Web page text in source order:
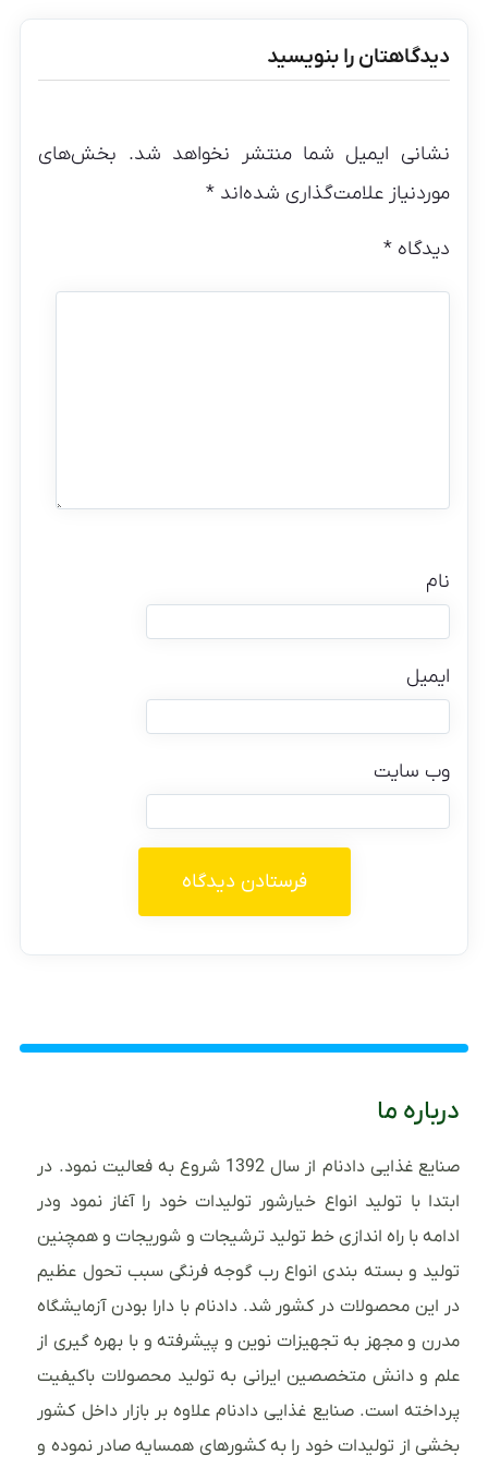
دیدگاهتان را بنویسید
نشانی ایمیل شما منتشر نخواهد شد. بخش‌های
موردنیاز علامت‌گذاری شده‌اند*
دیدگاه*
نام
ایمیل
وب‌ سایت
درباره ما
صنایع غذایی دادنام از سال 1392 شروع به فعالیت نمود. در
ابتدا با تولید انواع خیارشور تولیدات خود را آغاز نمود ودر
ادامه با راه اندازی خط تولید ترشیجات و شوریجات و همچنین
تولید و بسته بندی انواع رب گوجه فرنگی سبب تحول عظیم
در این محصولات در کشور شد. دادنام با دارا بودن آزمایشگاه
مدرن و مجهز به تجهیزات نوین و پیشرفته و با بهره گیری از
علم و دانش متخصصین ایرانی به تولید محصولات باکیفیت
پرداخته است. صنایع غذایی دادنام علاوه بر بازار داخل کشور
بخشی از تولیدات خود را به کشورهای همسایه صادر نموده و